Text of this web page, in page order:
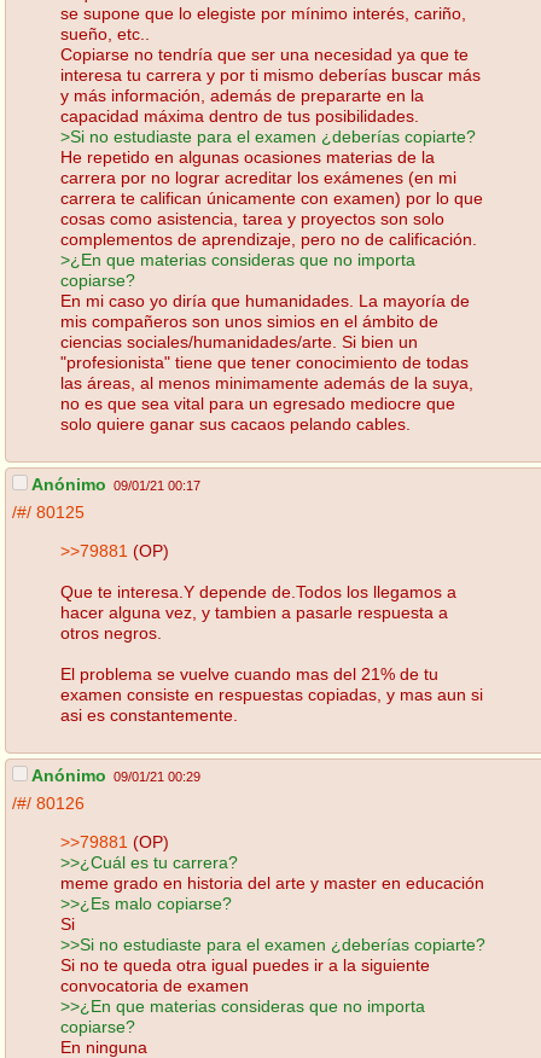
se supone que lo elegiste por mínimo interés, cariño,
sueño, etc..
Copiarse no tendría que ser una necesidad ya que te
interesa tu carrera y por ti mismo deberías buscar más
y más información, además de prepararte en la
capacidad máxima dentro de tus posibilidades.
>Si no estudiaste para el examen ¿deberías copiarte?
He repetido en algunas ocasiones materias de la
carrera por no lograr acreditar los exámenes (en mi
carrera te califican únicamente con examen) por lo que
cosas como asistencia, tarea y proyectos son solo
complementos de aprendizaje, pero no de calificación.
>¿En que materias consideras que no importa
copiarse?
En mi caso yo diría que humanidades. La mayoría de
mis compañeros son unos simios en el ámbito de
ciencias sociales/humanidades/arte. Si bien un
"profesionista" tiene que tener conocimiento de todas
las áreas, al menos minimamente además de la suya,
no es que sea vital para un egresado mediocre que
solo quiere ganar sus cacaos pelando cables.
Anónimo 09/01/21 00:17
/#/ 80125
>>79881 (OP)
Que te interesa.Y depende de.Todos los llegamos a
hacer alguna vez, y tambien a pasarle respuesta a
otros negros.
El problema se vuelve cuando mas del 21% de tu
examen consiste en respuestas copiadas, y mas aun si
asi es constantemente.
Anónimo 09/01/21 00:29
/#/ 80126
>>79881 (OP)
>>¿Cuál es tu carrera?
meme grado en historia del arte y master en educación
>>¿Es malo copiarse?
Si
>>Si no estudiaste para el examen ¿deberías copiarte?
Si no te queda otra igual puedes ir a la siguiente
convocatoria de examen
>>¿En que materias consideras que no importa
copiarse?
En ninguna